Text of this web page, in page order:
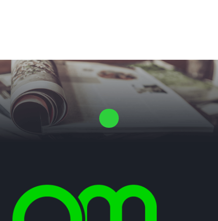
Laat ons een vrijblijvende offerte voor je proefschrift maken